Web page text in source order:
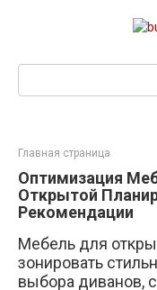
Главная страница
Оптимизация
Открытой
Рекомендации
Мебель для
зонировать
выбора диванов,